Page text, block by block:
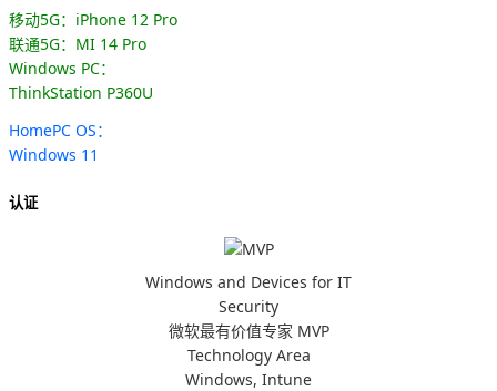
移动5G：iPhone 12 Pro
联通5G：MI 14 Pro
Windows PC：
ThinkStation P360U
HomePC OS：
Windows 11
认证
Windows and Devices for IT
Security
微软最有价值专家 MVP
Technology Area
Windows, Intune